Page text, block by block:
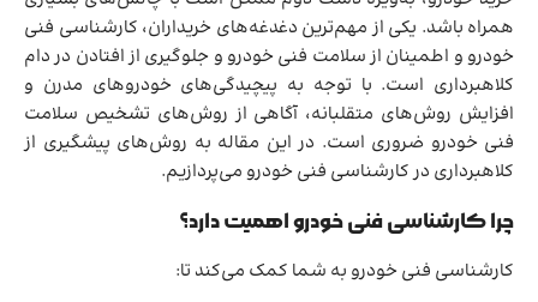
همراه باشد. یکی از مهم‌ترین دغدغه‌های خریداران، کارشناسی فنی
خودرو و اطمینان از سلامت فنی خودرو و جلوگیری از افتادن در دام
کلاهبرداری است. با توجه به پیچیدگی‌های خودروهای مدرن و
افزایش روش‌های متقلبانه، آگاهی از روش‌های تشخیص سلامت
فنی خودرو ضروری است. در این مقاله به روش‌های پیشگیری از
کلاهبرداری در کارشناسی فنی خودرو می‌پردازیم.
چرا کارشناسی فنی خودرو اهمیت دارد؟
کارشناسی فنی خودرو به شما کمک می‌کند تا: